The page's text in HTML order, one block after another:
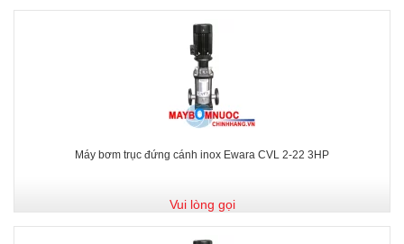
Máy bơm trục đứng cánh inox Ewara CVL 2-22 3HP
Vui lòng gọi